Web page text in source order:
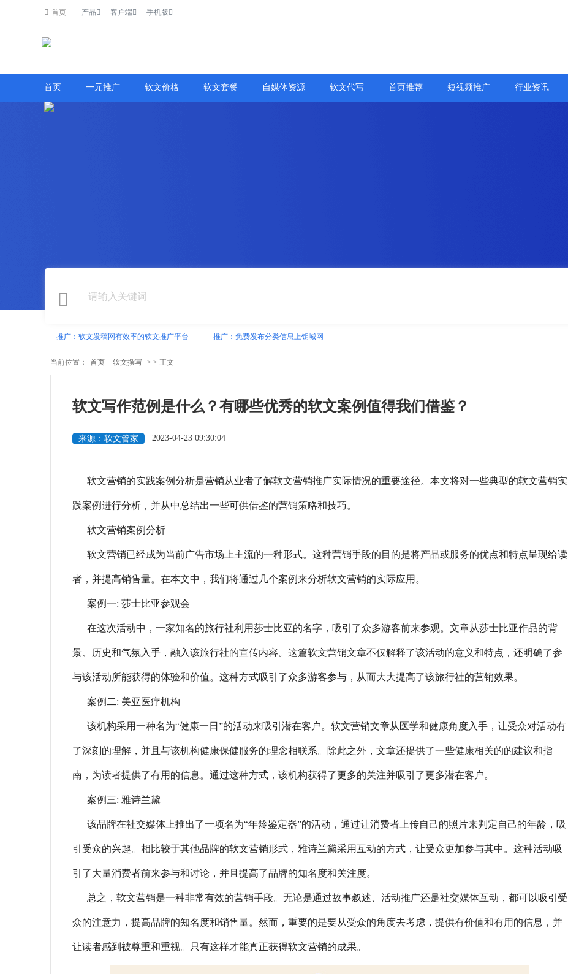
首页 产品 客户端 手机版
首页 一元推广 软文价格 软文套餐 自媒体资源 软文代写 首页推荐 短视频推广 行业资讯
推广：软文发稿网有效率的软文推广平台 推广：免费发布分类信息上钥城网
当前位置： 首页 软文撰写 > > 正文
软文写作范例是什么？有哪些优秀的软文案例值得我们借鉴？
来源：软文管家 2023-04-23 09:30:04
软文营销的实践案例分析是营销从业者了解软文营销推广实际情况的重要途径。本文将对一些典型的软文营销实
践案例进行分析，并从中总结出一些可供借鉴的营销策略和技巧。
软文营销案例分析
软文营销已经成为当前广告市场上主流的一种形式。这种营销手段的目的是将产品或服务的优点和特点呈现给读
者，并提高销售量。在本文中，我们将通过几个案例来分析软文营销的实际应用。
案例一: 莎士比亚参观会
在这次活动中，一家知名的旅行社利用莎士比亚的名字，吸引了众多游客前来参观。文章从莎士比亚作品的背
景、历史和气氛入手，融入该旅行社的宣传内容。这篇软文营销文章不仅解释了该活动的意义和特点，还明确了参
与该活动所能获得的体验和价值。这种方式吸引了众多游客参与，从而大大提高了该旅行社的营销效果。
案例二: 美亚医疗机构
该机构采用一种名为“健康一日”的活动来吸引潜在客户。软文营销文章从医学和健康角度入手，让受众对活动有
了深刻的理解，并且与该机构健康保健服务的理念相联系。除此之外，文章还提供了一些健康相关的的建议和指
南，为读者提供了有用的信息。通过这种方式，该机构获得了更多的关注并吸引了更多潜在客户。
案例三: 雅诗兰黛
该品牌在社交媒体上推出了一项名为“年龄鉴定器”的活动，通过让消费者上传自己的照片来判定自己的年龄，吸
引受众的兴趣。相比较于其他品牌的软文营销形式，雅诗兰黛采用互动的方式，让受众更加参与其中。这种活动吸
引了大量消费者前来参与和讨论，并且提高了品牌的知名度和关注度。
总之，软文营销是一种非常有效的营销手段。无论是通过故事叙述、活动推广还是社交媒体互动，都可以吸引受
众的注意力，提高品牌的知名度和销售量。然而，重要的是要从受众的角度去考虑，提供有价值和有用的信息，并
让读者感到被尊重和重视。只有这样才能真正获得软文营销的成果。